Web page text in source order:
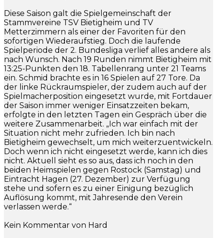
Diese Saison galt die Spielgemeinschaft der
Stammvereine TSV Bietigheim und TV
Metterzimmern als einer der Favoriten für den
sofortigen Wiederaufstieg. Doch die laufende
Spielperiode der 2. Bundesliga verlief alles andere als
nach Wunsch. Nach 19 Runden nimmt Bietigheim mit
13:25-Punkten den 18. Tabellenrang unter 21 Teams
ein. Schmid brachte es in 16 Spielen auf 27 Tore. Da
der linke Rückraumspieler, der zudem auch auf der
Spielmacherposition eingesetzt wurde, mit Fortdauer
der Saison immer weniger Einsatzzeiten bekam,
erfolgte in den letzten Tagen ein Gespräch über die
weitere Zusammenarbeit. „Ich war einfach mit der
Situation nicht mehr zufrieden. Ich bin nach
Bietigheim gewechselt, um mich weiterzuentwickeln.
Doch wenn ich nicht eingesetzt werde, kann ich dies
nicht. Aktuell sieht es so aus, dass ich noch in den
beiden Heimspielen gegen Rostock (Samstag) und
Eintracht Hagen (27. Dezember) zur Verfügung
stehe und sofern es zu einer Einigung bezüglich
Auflösung kommt, mit Jahresende den Verein
verlassen werde.“
Kein Kommentar von Hard